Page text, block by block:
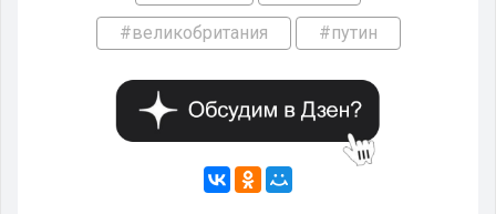
#великобритания #путин